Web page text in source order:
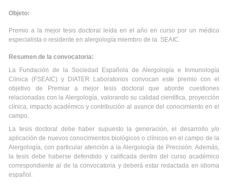
Objeto:
Premio a la mejor tesis doctoral leída en el año en curso por un médico
especialista o residente en alergología miembro de la SEAIC.
Resumen de la convocatoria:
La Fundación de la Sociedad Española de Alergología e Inmunología
Clínica (FSEAIC) y DIATER Laboratorios convocan este premio con el
objetivo de Premiar a mejor tesis doctoral que aborde cuestiones
relacionadas con la Alergología, valorando su calidad científica, proyección
clínica, impacto académico y contribución al avance del conocimiento en el
campo.
La tesis doctoral debe haber supuesto la generación, el desarrollo y/o
aplicación de nuevos conocimientos biológicos o clínicos en el campo de la
Alergología, con particular atención a la Alergología de Precisión. Además,
la tesis debe haberse defendido y calificada dentro del curso académico
correspondiente al de la convocatoria y deberá estar redactada en idioma
español.